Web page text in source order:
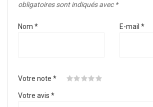
obligatoires sont indiqués avec *
Nom * E-mail *
Votre note *
Votre avis *